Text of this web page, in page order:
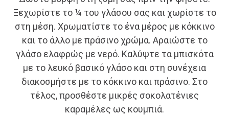
Ξεχωρίστε το ¼ του γλάσου σας και χωρίστε το
στη μέση. Χρωματίστε το ένα μέρος με κόκκινο
και το άλλο με πράσινο χρώμα. Αραιώστε το
γλάσο ελαφρώς με νερό. Καλύψτε τα μπισκότα
με το λευκό βασικό γλάσο και στη συνέχεια
διακοσμήστε με το κόκκινο και πράσινο. Στο
τέλος, προσθέστε μικρές σοκολατένιες
καραμέλες ως κουμπιά.